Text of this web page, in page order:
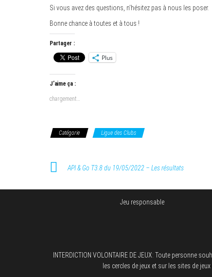
Si vous avez des questions, n’hésitez pas à nous les poser.
Bonne chance à toutes et à tous !
Partager :
Plus
J’aime ça :
chargement…
Catégorie Ligue des Clubs
API & Go T3.8 du 19/05/2022 – Les résultats
Jeu responsable
INTERDICTION VOLONTAIRE DE JEUX: Toute personne
les cercles de jeux et sur les sites de